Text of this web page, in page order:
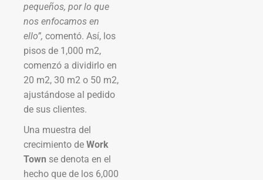
pequeños, por lo que
nos enfocamos en
ello”, comentó. Así, los
pisos de 1,000 m2,
comenzó a dividirlo en
20 m2, 30 m2 o 50 m2,
ajustándose al pedido
de sus clientes.
Una muestra del
crecimiento de Work
Town se denota en el
hecho que de los 6,000